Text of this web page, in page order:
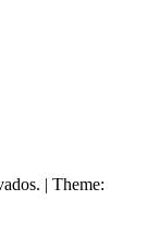
| Theme: